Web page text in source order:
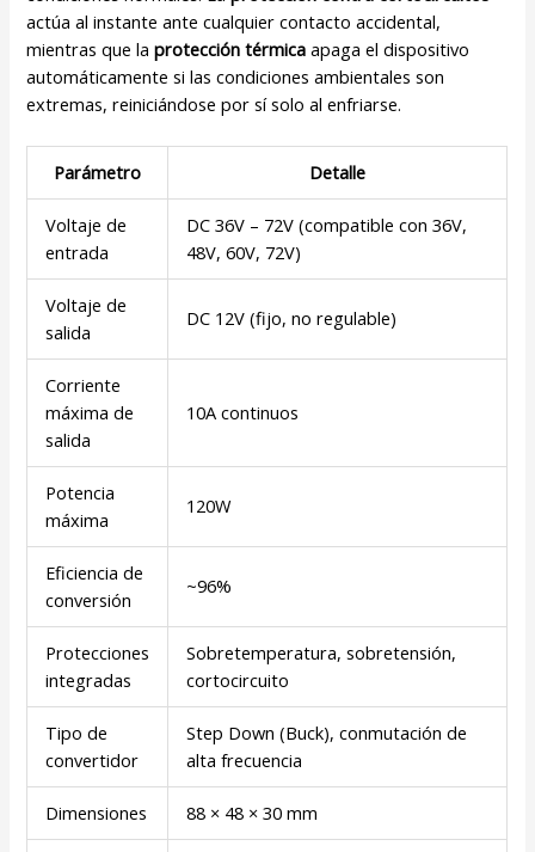
actúa al instante ante cualquier contacto accidental,
mientras que laprotección térmica apaga el dispositivo
automáticamente si las condiciones ambientales son
extremas, reiniciándose por sí solo al enfriarse.
Parámetro Detalle
Voltaje de
entrada
DC 36V – 72V (compatible con 36V,
48V, 60V, 72V)
Voltaje de
salida
DC 12V (fijo, no regulable)
Corriente
máxima de
salida
10A continuos
Potencia
máxima
120W
Eficiencia de
conversión
~96%
Protecciones
integradas
Sobretemperatura, sobretensión,
cortocircuito
Tipo de
convertidor
Step Down (Buck), conmutación de
alta frecuencia
Dimensiones 88 × 48 × 30 mm